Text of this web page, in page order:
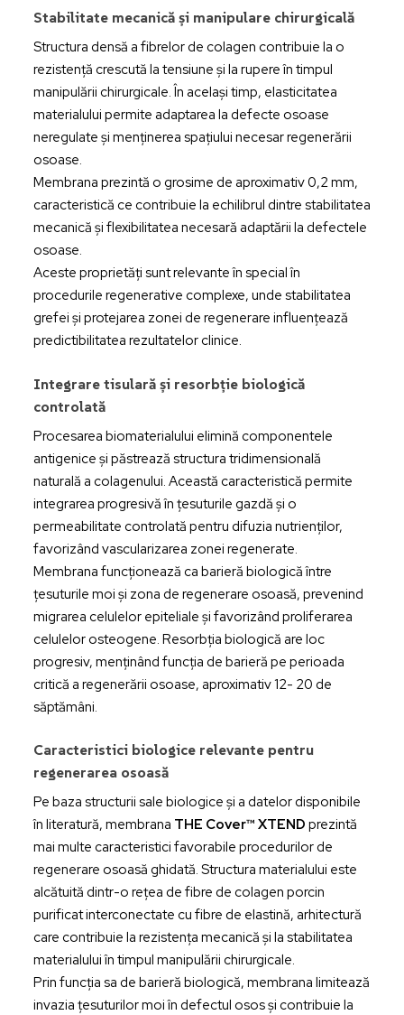
Stabilitate mecanică și manipulare chirurgicală
Structura densă a fibrelor de colagen contribuie la o
rezistență crescută la tensiune și la rupere în timpul
manipulării chirurgicale. În același timp, elasticitatea
materialului permite adaptarea la defecte osoase
neregulate și menținerea spațiului necesar regenerării
osoase.
Membrana prezintă o grosime de aproximativ 0,2 mm,
caracteristică ce contribuie la echilibrul dintre stabilitatea
mecanică și flexibilitatea necesară adaptării la defectele
osoase.
Aceste proprietăți sunt relevante în special în
procedurile regenerative complexe, unde stabilitatea
grefei și protejarea zonei de regenerare influențează
predictibilitatea rezultatelor clinice.
Integrare tisulară și resorbție biologică
controlată
Procesarea biomaterialului elimină componentele
antigenice și păstrează structura tridimensională
naturală a colagenului. Această caracteristică permite
integrarea progresivă în țesuturile gazdă și o
permeabilitate controlată pentru difuzia nutrienților,
favorizând vascularizarea zonei regenerate.
Membrana funcționează ca barieră biologică între
țesuturile moi și zona de regenerare osoasă, prevenind
migrarea celulelor epiteliale și favorizând proliferarea
celulelor osteogene. Resorbția biologică are loc
progresiv, menținând funcția de barieră pe perioada
critică a regenerării osoase, aproximativ 12- 20 de
săptămâni.
Caracteristici biologice relevante pentru
regenerarea osoasă
Pe baza structurii sale biologice și a datelor disponibile
în literatură, membrana THE Cover™ XTEND prezintă
mai multe caracteristici favorabile procedurilor de
regenerare osoasă ghidată. Structura materialului este
alcătuită dintr-o rețea de fibre de colagen porcin
purificat interconectate cu fibre de elastină, arhitectură
care contribuie la rezistența mecanică și la stabilitatea
materialului în timpul manipulării chirurgicale.
Prin funcția sa de barieră biologică, membrana limitează
invazia țesuturilor moi în defectul osos și contribuie la